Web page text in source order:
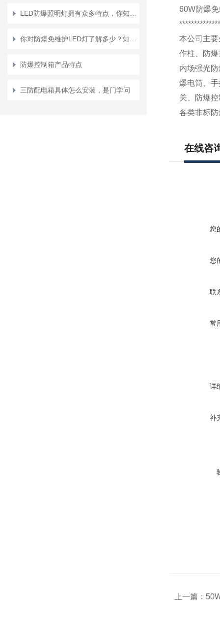
防爆控制箱产品特点
三防配电箱具体怎么安装，是门学问
60W防爆
本公司主
作柱、防
内场强光
爆电筒、
关、防爆
各类非标
在线咨
您
您
联
常
详
补
上一篇：